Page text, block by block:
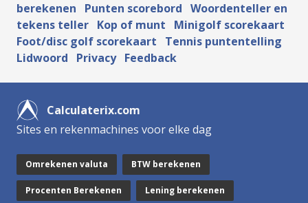
berekenen
Punten scorebord Woordenteller en
tekens teller Kop of munt
Minigolf scorekaart
Foot/disc golf scorekaart
Tennis puntentelling
Lidwoord
Privacy Feedback
Calculaterix.com
Sites en rekenmachines voor elke dag
Omrekenen valuta BTW berekenen
Procenten Berekenen Lening berekenen